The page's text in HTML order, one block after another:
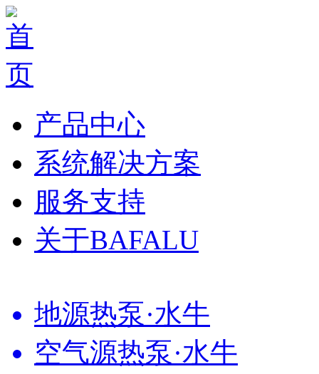
产品中心
系统解决方案
服务支持
关于BAFALU
地源热泵·水牛
空气源热泵·水牛